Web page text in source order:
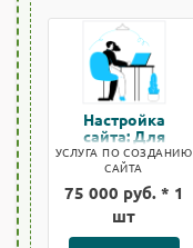
Настройка
сайта: Для
быстрого старта
УСЛУГА ПО СОЗДАНИЮ
САЙТА
75 000 руб. * 1
шт